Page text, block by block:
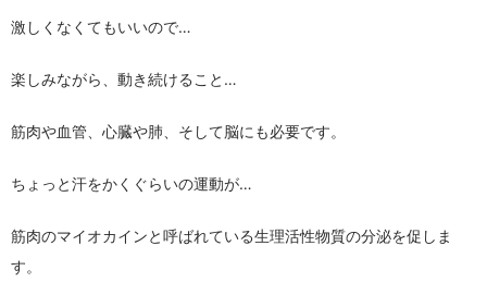
激しくなくてもいいので…
楽しみながら、動き続けること…
筋肉や血管、心臓や肺、そして脳にも必要です。
ちょっと汗をかくぐらいの運動が…
筋肉のマイオカインと呼ばれている生理活性物質の分泌を促しま
す。